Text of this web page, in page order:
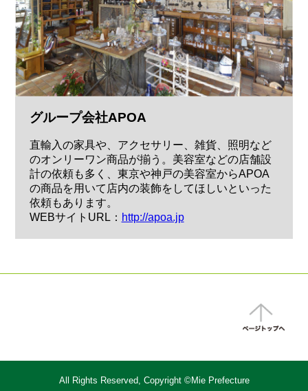
グループ会社APOA
直輸入の家具や、アクセサリー、雑貨、照明など
のオンリーワン商品が揃う。美容室などの店舗設
計の依頼も多く、東京や神戸の美容室からAPOA
の商品を用いて店内の装飾をしてほしいといった
依頼もあります。
WEBサイトURL： http://apoa.jp
All Rights Reserved, Copyright ©Mie Prefecture